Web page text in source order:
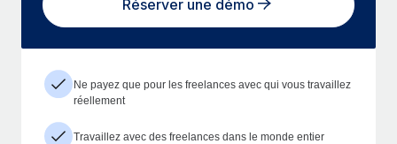
Réserver une démo
Ne payez que pour les freelances avec qui vous travaillez
réellement
Travaillez avec des freelances dans le monde entier